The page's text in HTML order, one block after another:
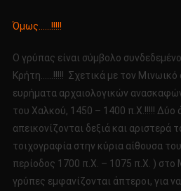
Όμως……!!!!!
Ο γρύπας είναι σύμβολο
Κρήτη……!!!!! Σχετικά με τον
ευρήματα αρχαιολογικών
του Χαλκού, 1450 – 1400 π.Χ.!!!!! Δύο
απεικονίζονται δεξιά και αριστερά
τοιχογραφία στην κύρια αίθουσα
περίοδος 1700 π.Χ. – 1075 π.Χ. ) στο
γρύπες εμφανίζονται άπτεροι, για